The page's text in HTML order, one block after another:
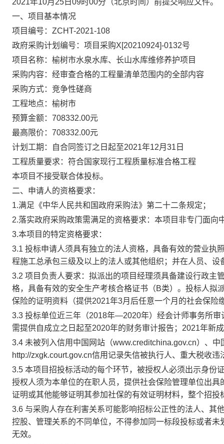
2021年10月25日09时00分（北京时间）前提交响应文件。
一、项目基本情况
项目编号：ZCHT-2021-108
政府采购计划编号：项目采购X[20210924]-0132号
项目名称：榆树市水泉水库、长山水库维修养护项目
采购内容：经审查合格的工程量清单范围内的全部内容
采购方式：竞争性磋商
工程地点：榆树市
预算金额：708332.00元
最高限价：708332.00元
计划工期：自合同签订之日起至2021年12月31日
工程质量要求：符合国家现行工程质量标准合格工程
本项目不接受联合体投标。
二、申请人的资格要求：
1.满足《中华人民共和国政府采购法》第二十二条规定；
2.落实政府采购政策需满足的资格要求：本项目非专门面向
3.本项目的特定资格要求：
3.1 投标申请人须具有独立的法人资格，具备有效的营业执
程施工总承包三级及以上的法人或其他组织；并在人员、
3.2 项目负责人要求：拟派出的项目经理须具备建设行政主
格，具备有效的安全生产考核合格证书（B类）。投标人拟
保险的证明资料（提供2021年3月后任意一个月的社会保险
3.3 投标单位近三年（2018年—2020年）经会计师事务所
需提供自成立之日起至2020年的财务审计报告；2021年新
3.4 未被列入信用中国网站（www.creditchina.gov.cn）、
http://zxgk.court.gov.cn信用记录失信被执行人、重大税收
3.5 本项目招投标活动的每个环节，被授权人必须出示身份
授权人须为本单位的在职人员，提供社会保险管理单位出
证明或其他能够证明其参加社保的有效证明材料，整个招投
3.6 与采购人存在利害关系可能影响招标公正性的法人、其
控股、管理关系的不同单位，不得参加同一标段投标或者
无效。